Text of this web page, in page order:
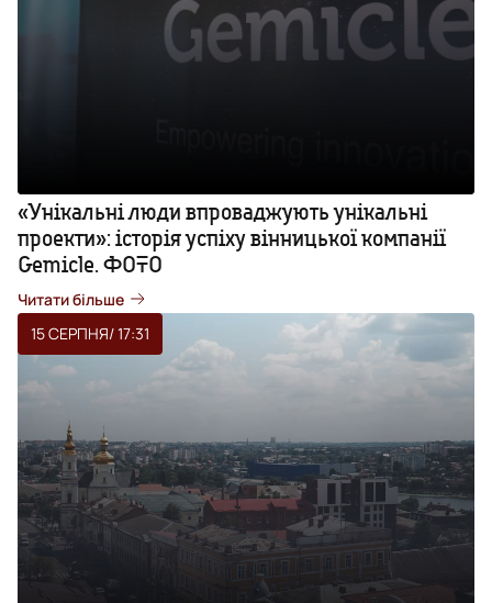
«Унікальні люди впроваджують унікальні
проекти»: історія успіху вінницької компанії
Gemicle. ФОТО
Читати більше
15 СЕРПНЯ/ 17:31